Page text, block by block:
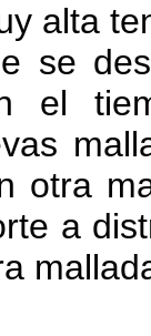
alta
se
el
otra
a